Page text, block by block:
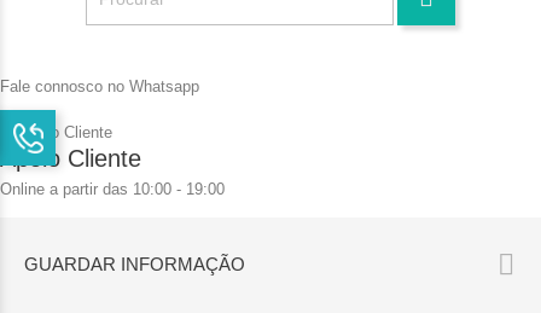
Fale connosco no Whatsapp
Apoio Cliente
Online a partir das 10:00 - 19:00
GUARDAR INFORMAÇÃO 